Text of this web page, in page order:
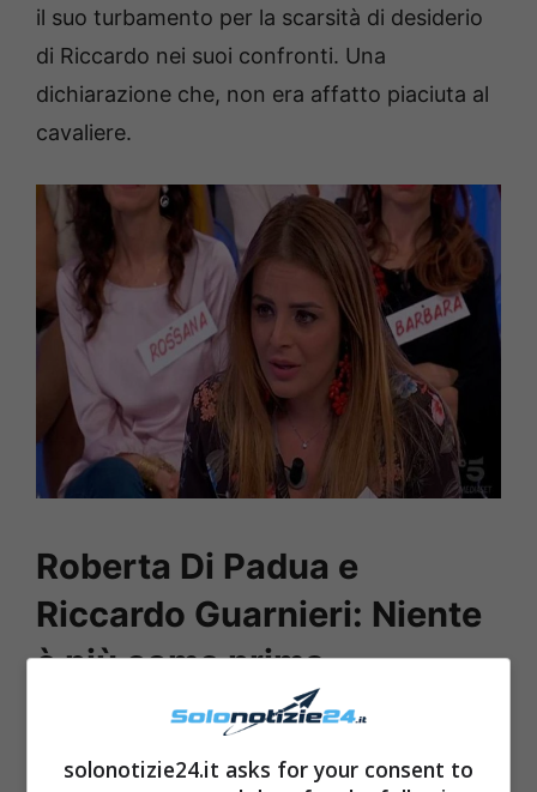
il suo turbamento per la scarsità di desiderio
di Riccardo nei suoi confronti. Una
dichiarazione che, non era affatto piaciuta al
cavaliere.
Roberta Di Padua e
Riccardo Guarnieri: Niente
è più come prima
solonotizie24.it asks for your consent to